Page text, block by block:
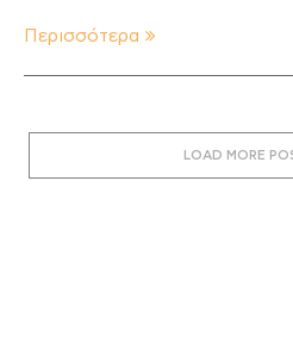
Περισσότερα
LOAD MORE